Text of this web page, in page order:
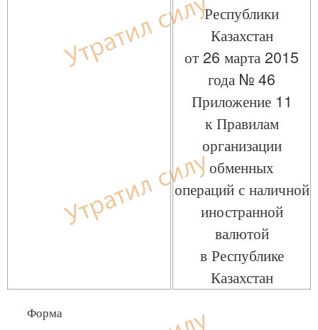
Республики
Казахстан
от 26 марта 2015
года № 46
Приложение 11
к Правилам
организации
обменных
операций с наличной
иностранной
валютой
в Республике
Казахстан
Форма